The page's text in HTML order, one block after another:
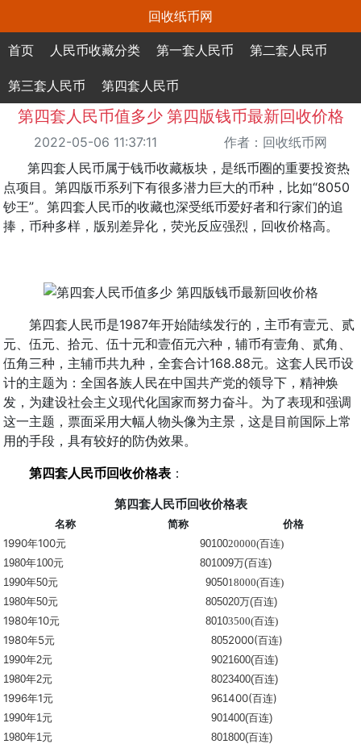
回收纸币网
首页 人民币收藏分类 第一套人民币 第二套人民币
第三套人民币 第四套人民币
第四套人民币值多少 第四版钱币最新回收价格
2022-05-06 11:37:11
作者：回收纸币网
第四套人民币属于钱币收藏板块，是纸币圈的重要投资热
点项目。第四版币系列下有很多潜力巨大的币种，比如“8050
钞王”。第四套人民币的收藏也深受纸币爱好者和行家们的追
捧，币种多样，版别差异化，荧光反应强烈，回收价格高。
第四套人民币是1987年开始陆续发行的，主币有壹元、贰
元、伍元、拾元、伍十元和壹佰元六种，辅币有壹角、贰角、
伍角三种，主辅币共九种，全套合计168.88元。这套人民币设
计的主题为：全国各族人民在中国共产党的领导下，精神焕
发，为建设社会主义现代化国家而努力奋斗。为了表现和强调
这一主题，票面采用大幅人物头像为主景，这是目前国际上常
用的手段，具有较好的防伪效果。
第四套人民币回收价格表 ：
第四套人民币回收价格表
名称
简称
价格
1990年100元
9010020000(百连)
1980年100元 801009万(百连)
1990年50元 905018000(百连)
1980年50元 805020万(百连)
1980年10元 80103500(百连)
1980年5元 8052000(百连)
1990年2元 9021600(百连)
1980年2元 8023400(百连)
1996年1元 961400(百连)
1990年1元 901400(百连)
1980年1元 801800(百连)